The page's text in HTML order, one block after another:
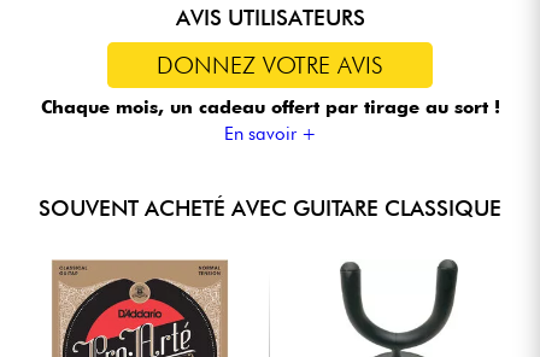
AVIS UTILISATEURS
DONNEZ VOTRE AVIS
Chaque mois, un cadeau offert par tirage au sort !
En savoir +
SOUVENT ACHETÉ AVEC GUITARE CLASSIQUE